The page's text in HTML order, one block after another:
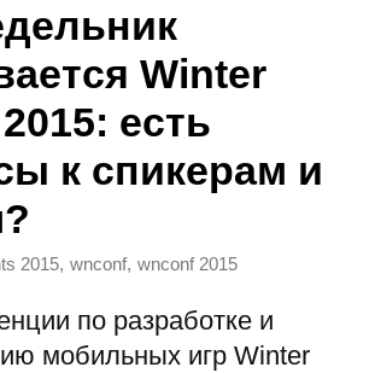
Winter
есть
к спикерам и
2015, wnconf, wnconf 2015
по разработке и
мобильных игр Winter